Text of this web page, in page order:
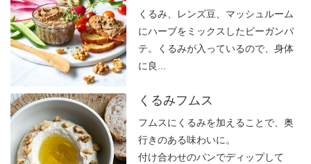
くるみ、レンズ豆、マッシュルーム
にハーブをミックスしたビーガンパ
テ。くるみが入っているので、身体
に良...
くるみフムス
フムスにくるみを加えることで、奥
行きのある味わいに。
付け合わせのパンでディップして